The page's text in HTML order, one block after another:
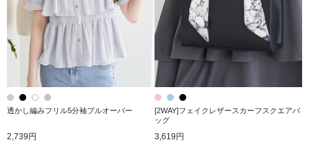
透かし編みフリル5分袖プルオーバー
2,739円
[2WAY]フェイクレザースカーフスクエアバ
ッグ
3,619円